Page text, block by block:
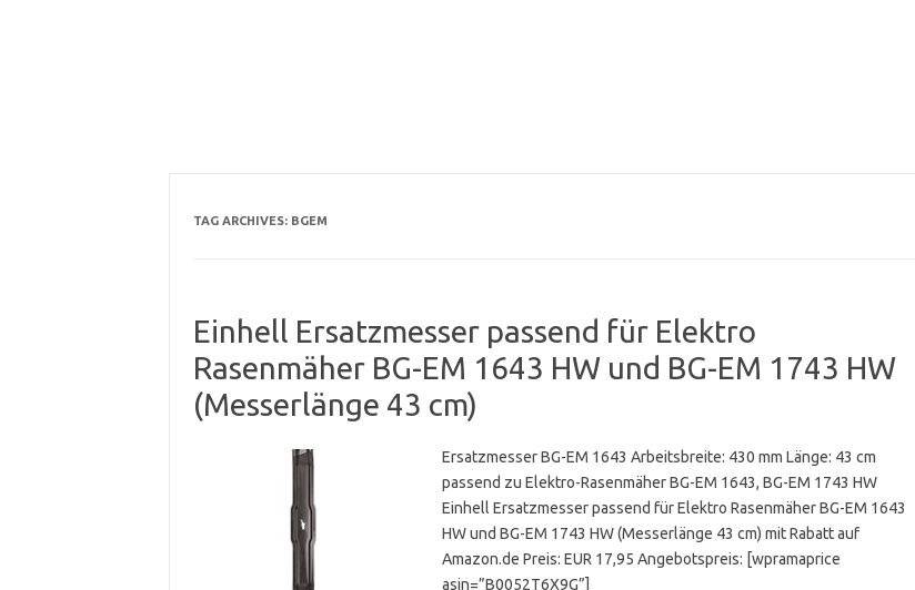
TAG ARCHIVES: BGEM
Einhell Ersatzmesser passend für Elektro
Rasenmäher BG-EM 1643 HW und BG-EM 1743 HW
(Messerlänge 43 cm)
Ersatzmesser BG-EM 1643 Arbeitsbreite: 430 mm Länge: 43 cm
passend zu Elektro-Rasenmäher BG-EM 1643, BG-EM 1743 HW
Einhell Ersatzmesser passend für Elektro Rasenmäher BG-EM 1643
HW und BG-EM 1743 HW (Messerlänge 43 cm) mit Rabatt auf
Amazon.de Preis: EUR 17,95 Angebotspreis: [wpramaprice
asin=”B0052T6X9G”]